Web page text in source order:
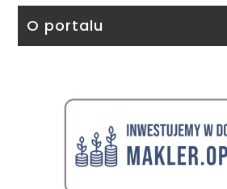
O portalu